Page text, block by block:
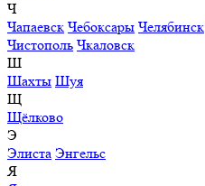
Ч
Чапаевск Чебоксары Челябинск
Чистополь Чкаловск
Ш
Шахты Шуя
Щ
Щёлково
Э
Элиста Энгельс
Я